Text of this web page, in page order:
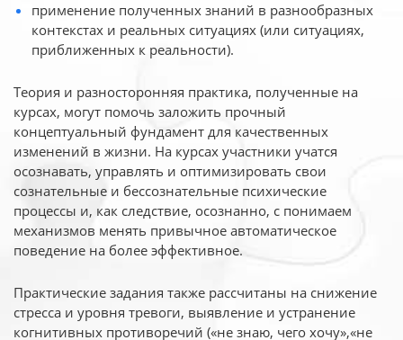
применение полученных знаний в разнообразных
контекстах и реальных ситуациях (или ситуациях,
приближенных к реальности).
Теория и разносторонняя практика, полученные на
курсах, могут помочь заложить прочный
концептуальный фундамент для качественных
изменений в жизни. На курсах участники учатся
осознавать, управлять и оптимизировать свои
сознательные и бессознательные психические
процессы и, как следствие, осознанно, с понимаем
механизмов менять привычное автоматическое
поведение на более эффективное.
Практические задания также рассчитаны на снижение
стресса и уровня тревоги, выявление и устранение
когнитивных противоречий («не знаю, чего хочу»,«не